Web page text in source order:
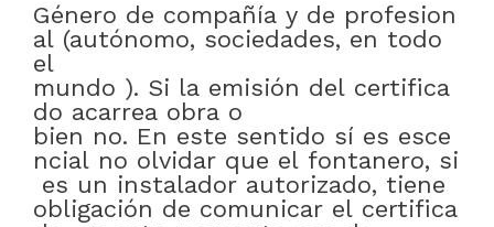
Género de compañía y de profesion
al (autónomo, sociedades, en todo
el
mundo ). Si la emisión del certifica
do acarrea obra o
bien no. En este sentido sí es esce
ncial no olvidar que el fontanero, si
es un instalador autorizado, tiene
obligación de comunicar el certifica